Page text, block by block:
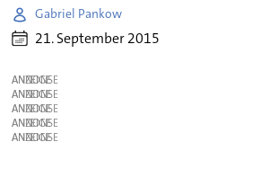
Gabriel Pankow
21. September 2015
ANZEIGE
ANZEIGE
ANZEIGE
ANZEIGE
ANZEIGE